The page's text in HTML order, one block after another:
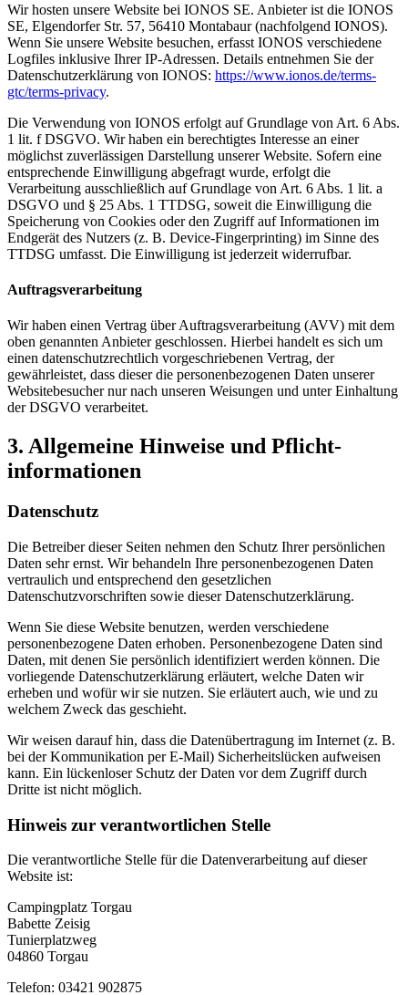
Wir hosten unsere Website bei IONOS SE. Anbieter ist die IONOS
SE, Elgendorfer Str. 57, 56410 Montabaur (nachfolgend IONOS).
Wenn Sie unsere Website besuchen, erfasst IONOS verschiedene
Logfiles inklusive Ihrer IP-Adressen. Details entnehmen Sie der
Datenschutzerklärung von IONOS: https://www.ionos.de/terms-
gtc/terms-privacy.
Die Verwendung von IONOS erfolgt auf Grundlage von Art. 6 Abs.
1 lit. f DSGVO. Wir haben ein berechtigtes Interesse an einer
möglichst zuverlässigen Darstellung unserer Website. Sofern eine
entsprechende Einwilligung abgefragt wurde, erfolgt die
Verarbeitung ausschließlich auf Grundlage von Art. 6 Abs. 1 lit. a
DSGVO und § 25 Abs. 1 TTDSG, soweit die Einwilligung die
Speicherung von Cookies oder den Zugriff auf Informationen im
Endgerät des Nutzers (z. B. Device-Fingerprinting) im Sinne des
TTDSG umfasst. Die Einwilligung ist jederzeit widerrufbar.
Auftragsverarbeitung
Wir haben einen Vertrag über Auftragsverarbeitung (AVV) mit dem
oben genannten Anbieter geschlossen. Hierbei handelt es sich um
einen datenschutzrechtlich vorgeschriebenen Vertrag, der
gewährleistet, dass dieser die personenbezogenen Daten unserer
Websitebesucher nur nach unseren Weisungen und unter Einhaltung
der DSGVO verarbeitet.
3. Allgemeine Hinweise und Pflicht­
informationen
Datenschutz
Die Betreiber dieser Seiten nehmen den Schutz Ihrer persönlichen
Daten sehr ernst. Wir behandeln Ihre personenbezogenen Daten
vertraulich und entsprechend den gesetzlichen
Datenschutzvorschriften sowie dieser Datenschutzerklärung.
Wenn Sie diese Website benutzen, werden verschiedene
personenbezogene Daten erhoben. Personenbezogene Daten sind
Daten, mit denen Sie persönlich identifiziert werden können. Die
vorliegende Datenschutzerklärung erläutert, welche Daten wir
erheben und wofür wir sie nutzen. Sie erläutert auch, wie und zu
welchem Zweck das geschieht.
Wir weisen darauf hin, dass die Datenübertragung im Internet (z. B.
bei der Kommunikation per E-Mail) Sicherheitslücken aufweisen
kann. Ein lückenloser Schutz der Daten vor dem Zugriff durch
Dritte ist nicht möglich.
Hinweis zur verantwortlichen Stelle
Die verantwortliche Stelle für die Datenverarbeitung auf dieser
Website ist:
Campingplatz Torgau
Babette Zeisig
Tunierplatzweg
04860 Torgau
Telefon: 03421 902875